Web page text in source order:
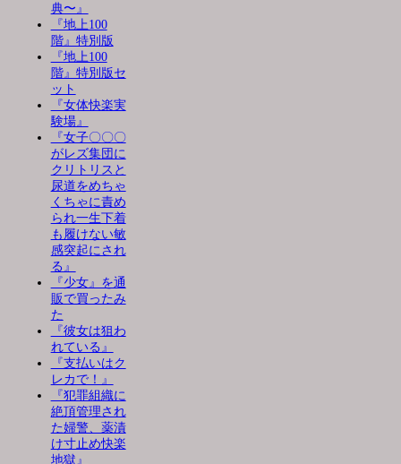
典〜』
『地上100
階』特別版
『地上100
階』特別版セ
ット
『女体快楽実
験場』
『女子〇〇〇
がレズ集団に
クリトリスと
尿道をめちゃ
くちゃに責め
られ一生下着
も履けない敏
感突起にされ
る』
『少女』を通
販で買ったみ
た
『彼女は狙わ
れている』
『支払いはク
レカで！』
『犯罪組織に
絶頂管理され
た婦警、薬漬
け寸止め快楽
地獄』